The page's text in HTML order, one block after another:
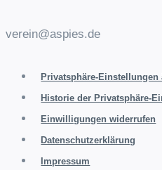
verein@aspies.de
Privatsphäre-Einstellungen
Historie der Privatsphäre-
Einwilligungen widerrufen
Datenschutzerklärung
Impressum